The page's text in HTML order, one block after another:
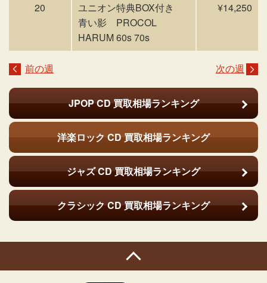
20
ユニオン特典BOX付き
青い影 PROCOL
HARUM 60s 70s
¥14,250
前の週 次の週
JPOP CD買取相場ランキング
洋楽ロック CD 買取相場ランキング
ジャズ CD買取相場ランキング
クラシック CD買取相場ランキング